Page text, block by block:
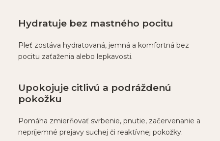
Hydratuje bez mastného pocitu
Pleť zostáva hydratovaná, jemná a komfortná bez
pocitu zaťaženia alebo lepkavosti.
Upokojuje citlivú a podráždenú
pokožku
Pomáha zmierňovať svrbenie, pnutie, začervenanie a
nepríjemné prejavy suchej či reaktívnej pokožky.